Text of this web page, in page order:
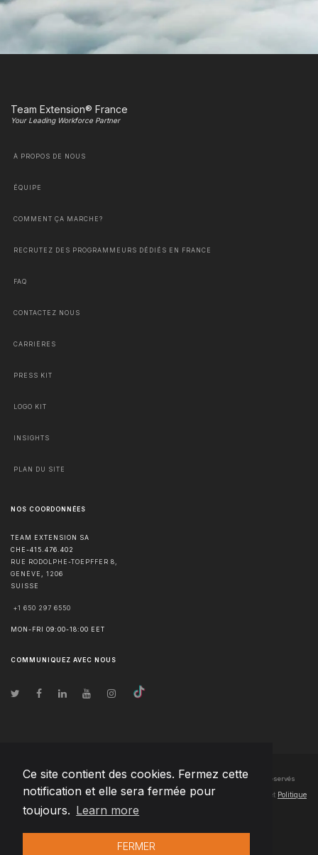
Ce site contient des cookies. Fermez cette
notification et elle sera fermée pour
toujours. Learn more
FERMER
Team Extension® France
Your Leading Workforce Partner
À PROPOS DE NOUS
ÉQUIPE
COMMENT ÇA MARCHE?
RECRUTEZ DES PROGRAMMEURS DÉDIÉS EN FRANCE
FAQ
CONTACTEZ NOUS
CARRIÈRES
PRESS KIT
LOGO KIT
INSIGHTS
PLAN DU SITE
NOS COORDONNÉES
TEAM EXTENSION SA
CHE-415.476.402
RUE RODOLPHE-TOEPFFER 8,
GENÈVE
1206
SUISSE
+1 650 297 6550
MON-FRI 09:00-18:00 EET
COMMUNIQUEZ AVEC NOUS
© Droits d'auteur2026 Team Extension SA France- Tous les droits sont réservés
Changelog● En utilisant ce site, vous acceptez nos Conditions d'utilisation et Politique
de confidentialité